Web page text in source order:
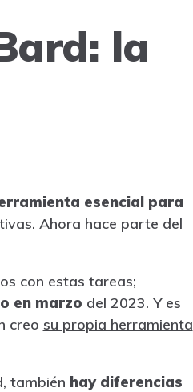
la
esencial para
Ahora hace parte del
con estas tareas;
en marzo del 2023. Y es
creo su propia herramienta
también hay diferencias